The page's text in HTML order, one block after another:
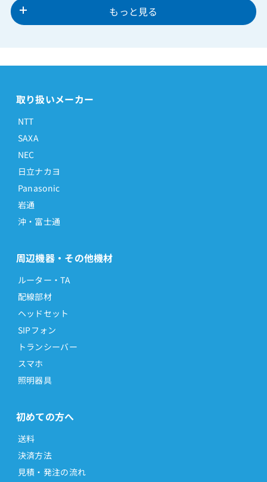
もっと見る
取り扱いメーカー
NTT
SAXA
NEC
日立ナカヨ
Panasonic
岩通
沖・富士通
周辺機器・その他機材
ルーター・TA
配線部材
ヘッドセット
SIPフォン
トランシーバー
スマホ
照明器具
初めての方へ
送料
決済方法
見積・発注の流れ